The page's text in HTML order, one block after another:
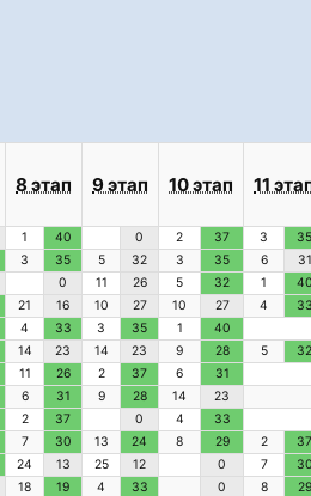
8 этап 9 этап 10 этап 11
1 40 0 2 37 3
35
3 35 5 32 3 35 6
31
0 11 26 5 32 1
21 16 10 27 10 27 4
4 33 3 35 1
40
14 23 14 23 9 28 5
32
11 26 2 37 6
31
6 31 9 28 14
23
2 37 0 4
33
7 30 13 24 8 29 2
37
24 13 25 12 0 7
18 19 4 33 0 8
29